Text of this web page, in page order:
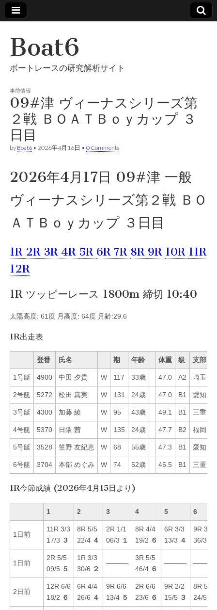
Boat6
ボートレースの研究解析サイト
事前情報
09#津 ヴィーナスシリーズ第
２戦 ＢＯＡＴＢｏｙカップ ３
日目
by Boat6 • 2026年4月16日 • 0 Comments
2026年4月17日 09#津 一般
ヴィーナスシリーズ第２戦 ＢＯ
ＡＴＢｏｙカップ ３日目
1R 2R 3R 4R 5R 6R 7R 8R 9R 10R 11R
12R
1R ツッピーレース 1800m 締切 10:40
太陽高度: 61度 月高度: 64度 月齢:29.6
1R出走表
登番 氏名 期 年齢 体重 級 支部
1号艇 4900 中田 夕貴 W 117 33歳 47.0 A2 埼玉
2号艇 5272 松田 真実 W 131 24歳 47.0 B1 愛知
3号艇 4300 加藤 綾 W 95 43歳 49.1 B1 三重
4号艇 5370 日隈 茜 W 135 24歳 47.7 B2 福岡
5号艇 3528 笠野 友紀恵 W 68 55歳 47.3 B1 愛知
6号艇 3704 本部 めぐみ W 74 52歳 45.5 B1 三重
1R今節成績 (2026年4月15日より)
1 2 3 4 5 6
1日前
11R 3/3
17/3 ３
8R 5/5
22/4 ４
2R 1/1
06/3 １
8R 4/4
19/2 ６
6R 3/3
13/3 ４
9R 3/3
36/3
1日前
2R 5/5
09/5 ５
1R 3/3
30/6 ２
———-
3R 5/5
46/4 ６
———- ———-
2日前
12R 6/6
18/2 ６
6R 4/4
26/6 ４
9R 6/6
13/4 ５
2R 6/6
23/6 ６
9R 2/2
15/5 ３
8R 5/5
24/5